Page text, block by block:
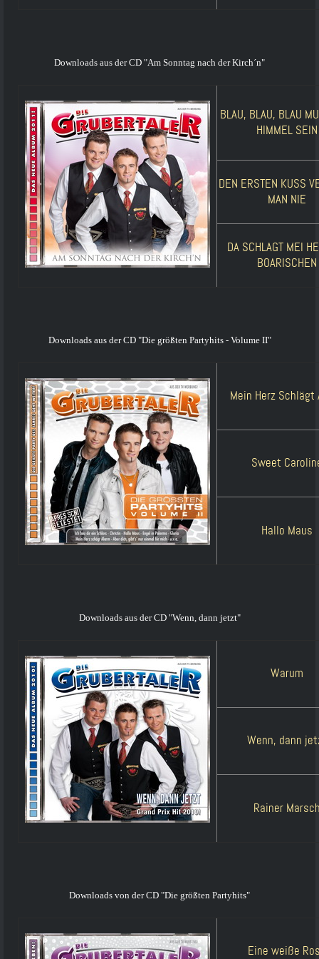
Downloads aus der CD "Am Sonntag nach der Kirch´n"
BLAU, BLAU, BLAU
HIMMEL SEIN
DEN ERSTEN KUSS
MAN NIE
DA SCHLAGT MEI
BOARISCHEN
Downloads aus der CD "Die größten Partyhits - Volume II"
Mein Herz Schlägt
Sweet
Hallo Maus
Downloads aus der CD "Wenn, dann jetzt"
Warum
Wenn, dann
Rainer
Downloads von der CD "Die größten Partyhits"
Eine weiße